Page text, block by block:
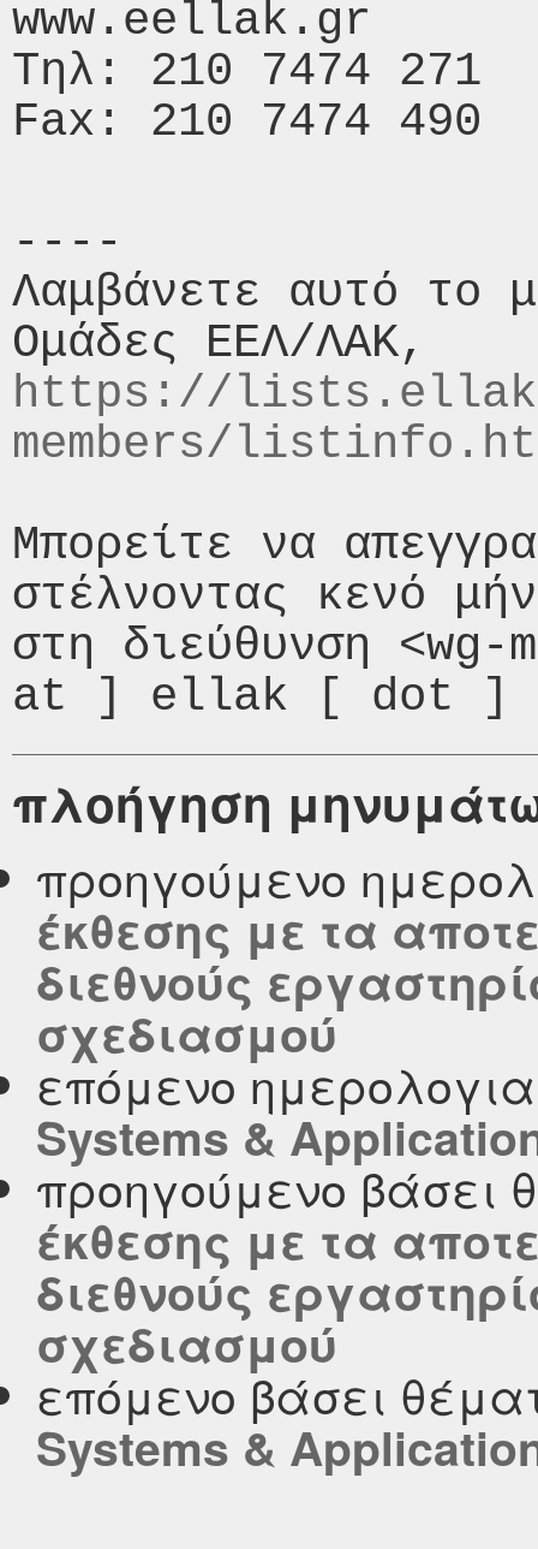
www.eellak.gr
Τηλ: 210 7474 271
----
Λαμβάνετε αυτό το
https://
members/
Μπορείτε να
στέλνοντας κενό
στη διεύθυνση
πλοήγηση
προηγούμενο
έκθεσης με τα
διεθνούς
σχεδιασμού
επόμενο
Systems &
προηγούμενο βάσει
έκθεσης με τα
διεθνούς
σχεδιασμού
επόμενο βάσει
Systems &